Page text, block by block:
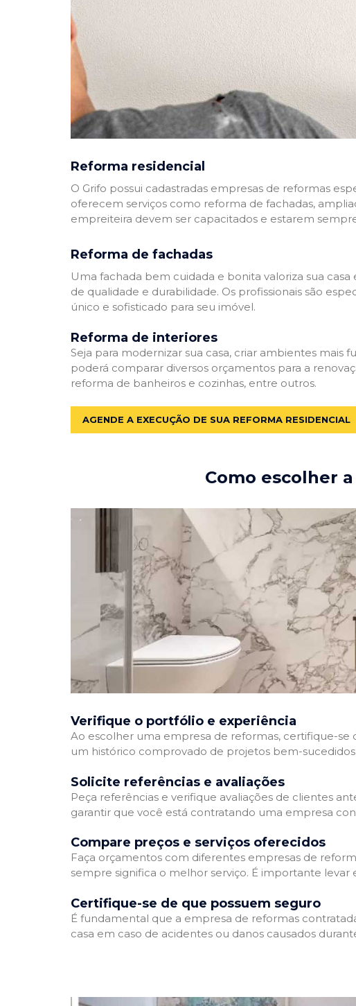
Reforma residencial
O Grifo possui cadastradas empresas de reformas
oferecem serviços como reforma de fachadas,
empreiteira devem ser capacitados e estarem
Reforma de fachadas
Uma fachada bem cuidada e bonita valoriza sua
de qualidade e durabilidade. Os profissionais são
único e sofisticado para seu imóvel.
Reforma de interiores
Seja para modernizar sua casa, criar ambientes mais
poderá comparar diversos orçamentos para a
reforma de banheiros e cozinhas, entre outros.
AGENDE A EXECUÇÃO DE SUA REFORMA RESIDENCIAL
Como escolher
Verifique o portfólio e experiência
Ao escolher uma empresa de reformas, certifique-
um histórico comprovado de projetos bem-sucedidos
Solicite referências e avaliações
Peça referências e verifique avaliações de clientes
garantir que você está contratando uma empresa
Compare preços e serviços oferecidos
Faça orçamentos com diferentes empresas de
sempre significa o melhor serviço. É importante
Certifique-se de que possuem seguro
É fundamental que a empresa de reformas
casa em caso de acidentes ou danos causados